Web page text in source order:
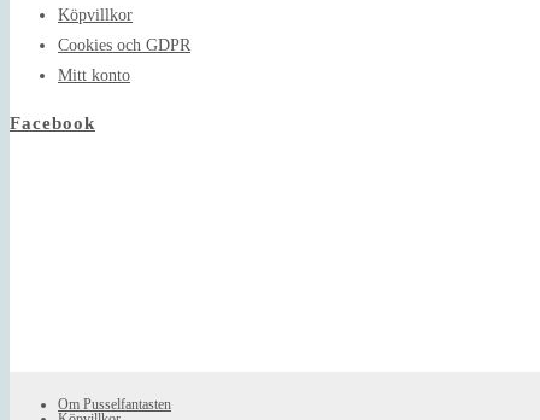
Köpvillkor
Cookies och GDPR
Mitt konto
Facebook
Om Pusselfantasten